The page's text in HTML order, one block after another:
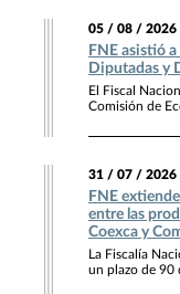
05 / 08 / 2026
FNE asistió
Diputadas y
El Fiscal
Comisión de
31 / 07 / 2026
FNE
entre las
Coexca y
La Fiscalía
un plazo de 90